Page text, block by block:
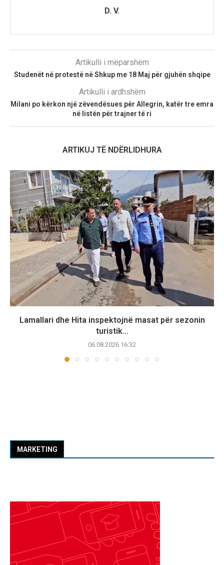
D. V.
Artikulli i mëparshëm
Studenët në protestë në Shkup me 18 Maj për gjuhën shqipe
Artikulli i ardhshëm
Milani po kërkon një zëvendësues për Allegrin, katër tre emra
në listën për trajner të ri
ARTIKUJ TË NDËRLIDHURA
Lamallari dhe Hita inspektojnë masat për sezonin
turistik...
06.08.2026 16:32
MARKETING